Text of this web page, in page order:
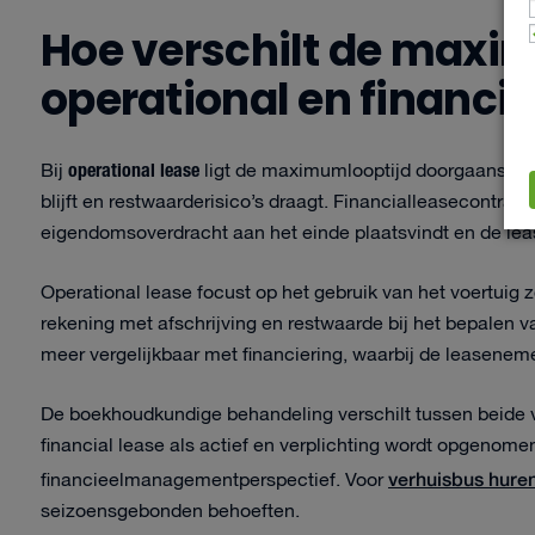
Hoe verschilt de
operational en financial
Bij operational lease ligt de maximumlooptijd doorgaans
blijft en restwaarderisico’s draagt.
eigendomsoverdracht aan het einde plaatsvindt en de
Operational lease focust op het gebruik van het
rekening met afschrijving en restwaarde bij het bepalen
meer vergelijkbaar met financiering, waarbij de
De boekhoudkundige behandeling verschilt tussen
financial lease als actief en verplichting wordt
financieelmanagementperspectief. Voorverhuisbus
seizoensgebonden behoeften.